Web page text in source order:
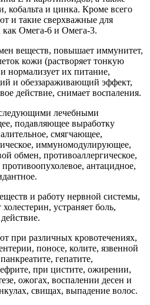
кобальта и цинка. Кроме всего
и такие сверхважные для
Омега-6 и Омега-3.
веществ, повышает иммунитет,
кожи (растворяет тонкую
нормализует их питание,
и обеззараживающий эффект,
действие, снимает воспаления.
лечебными
подавляющее выработку
смягчающее,
иммуномодулирующее,
обмен, противоаллергическое,
антацидное,
и работу нервной системы,
устраняет боль,
при различных кровотечениях,
поносе, колите, язвенной
гепатите,
при цистите, ожирении,
ожогах, воспалении десен и
свищах, выпадение волос.